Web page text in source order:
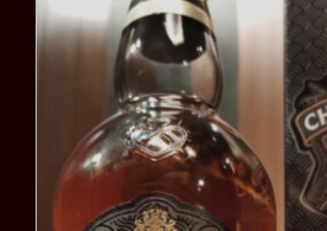
アクセス店舗案内
シーバスリーガ